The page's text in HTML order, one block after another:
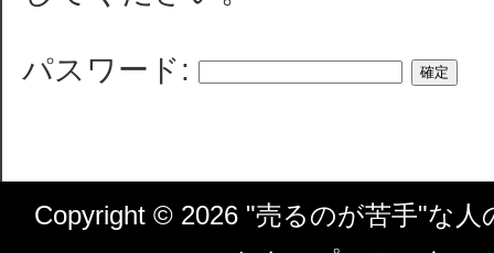
パスワード:
Copyright © 2026 "売るのが苦手"な人